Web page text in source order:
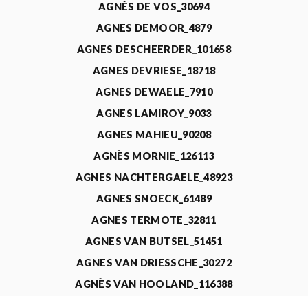
AGNÈS DE VOS_30694
AGNES DEMOOR_4879
AGNES DESCHEERDER_101658
AGNES DEVRIESE_18718
AGNES DEWAELE_7910
AGNES LAMIROY_9033
AGNES MAHIEU_90208
AGNÈS MORNIE_126113
AGNES NACHTERGAELE_48923
AGNES SNOECK_61489
AGNES TERMOTE_32811
AGNES VAN BUTSEL_51451
AGNES VAN DRIESSCHE_30272
AGNÈS VAN HOOLAND_116388